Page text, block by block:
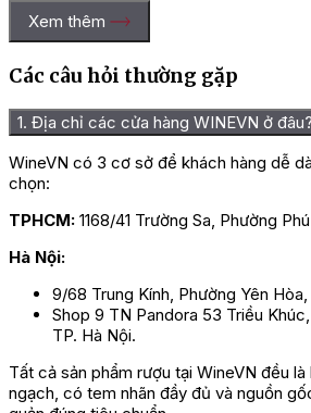
Xem thêm
Các câu hỏi thường gặp
1. Địa chỉ các cửa hàng WINEVN ở đâu?
WineVN có 3 cơ sở để khách hàng dễ
chọn:
TPHCM: 1168/41 Trường Sa, Phường
Hà Nội:
9/68 Trung Kính, Phường Yên
Shop 9 TN Pandora 53 Triều
TP. Hà Nội.
Tất cả sản phẩm rượu tại WineVN đều là
ngạch, có tem nhãn đầy đủ và nguồn